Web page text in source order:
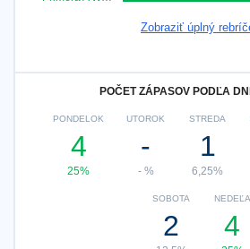
Zobraziť úplný
POČET ZÁPASOV PODĽA
PONDELOK
4
25%
UTOROK
-
- %
STREDA
1
6,25%
SOBOTA
2
NEDEĽA
4